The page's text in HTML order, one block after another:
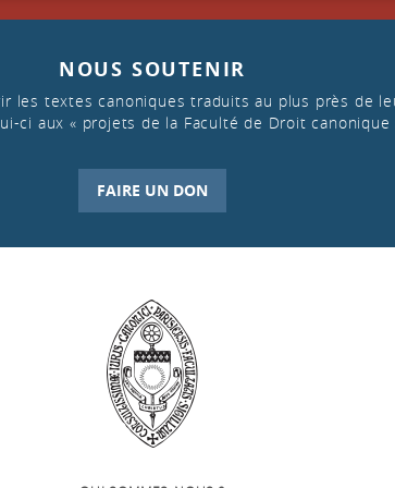
NOUS SOUTENIR
textes canoniques traduits au plus près de
ci aux « projets de la Faculté de Droit canonique
FAIRE UN DON